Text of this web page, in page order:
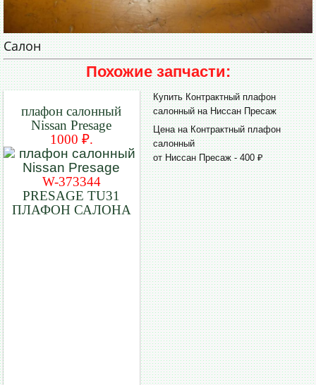
Салон
Похожие запчасти:
плафон салонный
Nissan Presage
1000 ₽.
W-373344
PRESAGE TU31
ПЛАФОН САЛОНА
Купить Контрактный плафон
салонный на Ниссан Пресаж
Цена на Контрактный плафон
салонный
от Ниссан Пресаж - 400 ₽